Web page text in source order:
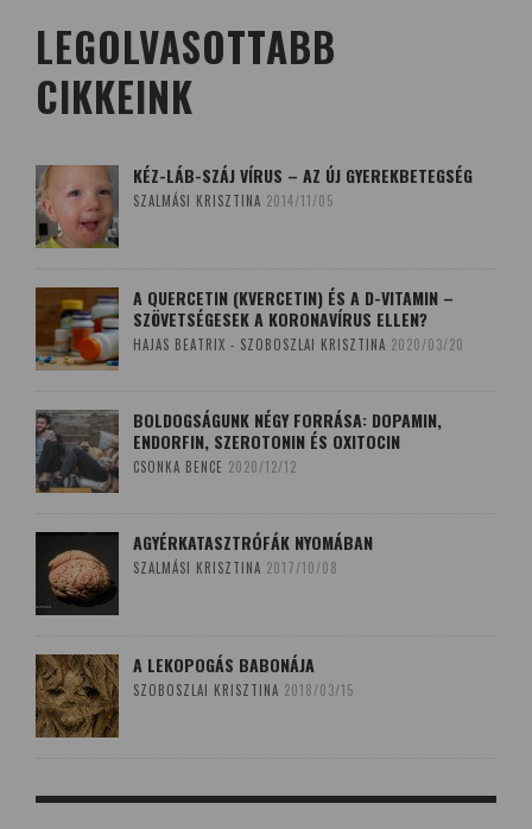
LEGOLVASOTTABB
CIKKEINK
KÉZ-LÁB-SZÁJ VÍRUS – AZ ÚJ GYEREKBETEGSÉG
SZALMÁSI KRISZTINA 2014/11/05
A QUERCETIN (KVERCETIN) ÉS A D-VITAMIN –
SZÖVETSÉGESEK A KORONAVÍRUS ELLEN?
HAJAS BEATRIX - SZOBOSZLAI KRISZTINA 2020/03/20
BOLDOGSÁGUNK NÉGY FORRÁSA: DOPAMIN,
ENDORFIN, SZEROTONIN ÉS OXITOCIN
CSONKA BENCE 2020/12/12
AGYÉRKATASZTRÓFÁK NYOMÁBAN
SZALMÁSI KRISZTINA 2017/10/08
A LEKOPOGÁS BABONÁJA
SZOBOSZLAI KRISZTINA 2018/03/15